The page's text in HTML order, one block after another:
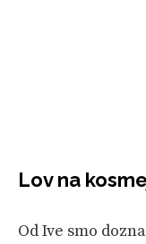
Lov na
Od Ive smo